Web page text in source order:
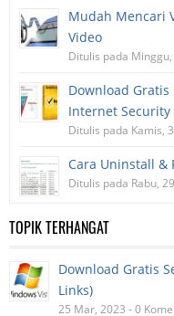
Mudah Mencari
Video
Ditulis pada
Download
Internet Security
Ditulis pada Kamis,
Cara Uninstall &
Ditulis pada Rabu,
TOPIK TERHANGAT
Download Gratis
Links)
25 Mar, 2023 - 0